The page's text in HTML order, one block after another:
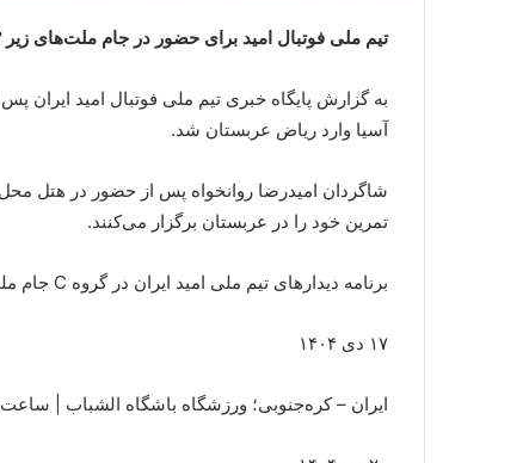
تیم ملی فوتبال امید برای حضور در جام ملت‌های زیر ۲۳ سال آسیا وارد عربستان شد.
آسیا وارد ریاض عربستان شد.
تمرین خود را در عربستان برگزار می‌کنند.
برنامه دیدارهای تیم ملی امید ایران در گروه C جام ملت‌های زیر ۲۳ سال آسیا به شرح زیر است:
۱۷ دی ۱۴۰۴
ایران – کره‌جنوبی؛ ورزشگاه باشگاه الشباب | ساعت ۱۴:۳۰ به وقت محلی